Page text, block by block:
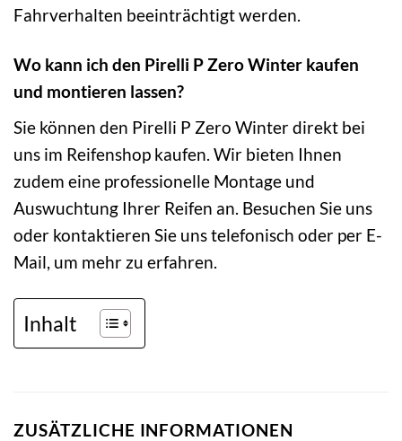
Fahrverhalten beeinträchtigt werden.
Wo kann ich den Pirelli P Zero Winter kaufen
und montieren lassen?
Sie können den Pirelli P Zero Winter direkt bei
uns im Reifenshop kaufen. Wir bieten Ihnen
zudem eine professionelle Montage und
Auswuchtung Ihrer Reifen an. Besuchen Sie uns
oder kontaktieren Sie uns telefonisch oder per E-
Mail, um mehr zu erfahren.
Inhalt
ZUSÄTZLICHE INFORMATIONEN